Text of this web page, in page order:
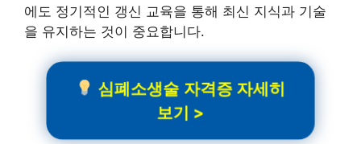
에도 정기적인 갱신 교육을 통해 최신 지식과 기술
을 유지하는 것이 중요합니다.
심폐소생술 자격증 자세히
보기 >